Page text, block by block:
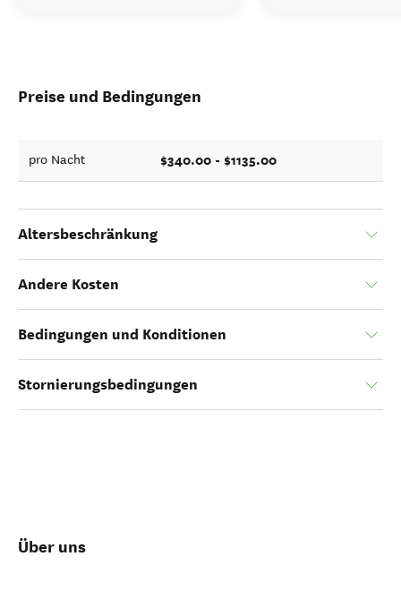
Preise und Bedingungen
pro Nacht $340.00 - $1135.00
Altersbeschränkung
Andere Kosten
Bedingungen und Konditionen
Stornierungsbedingungen
Über uns